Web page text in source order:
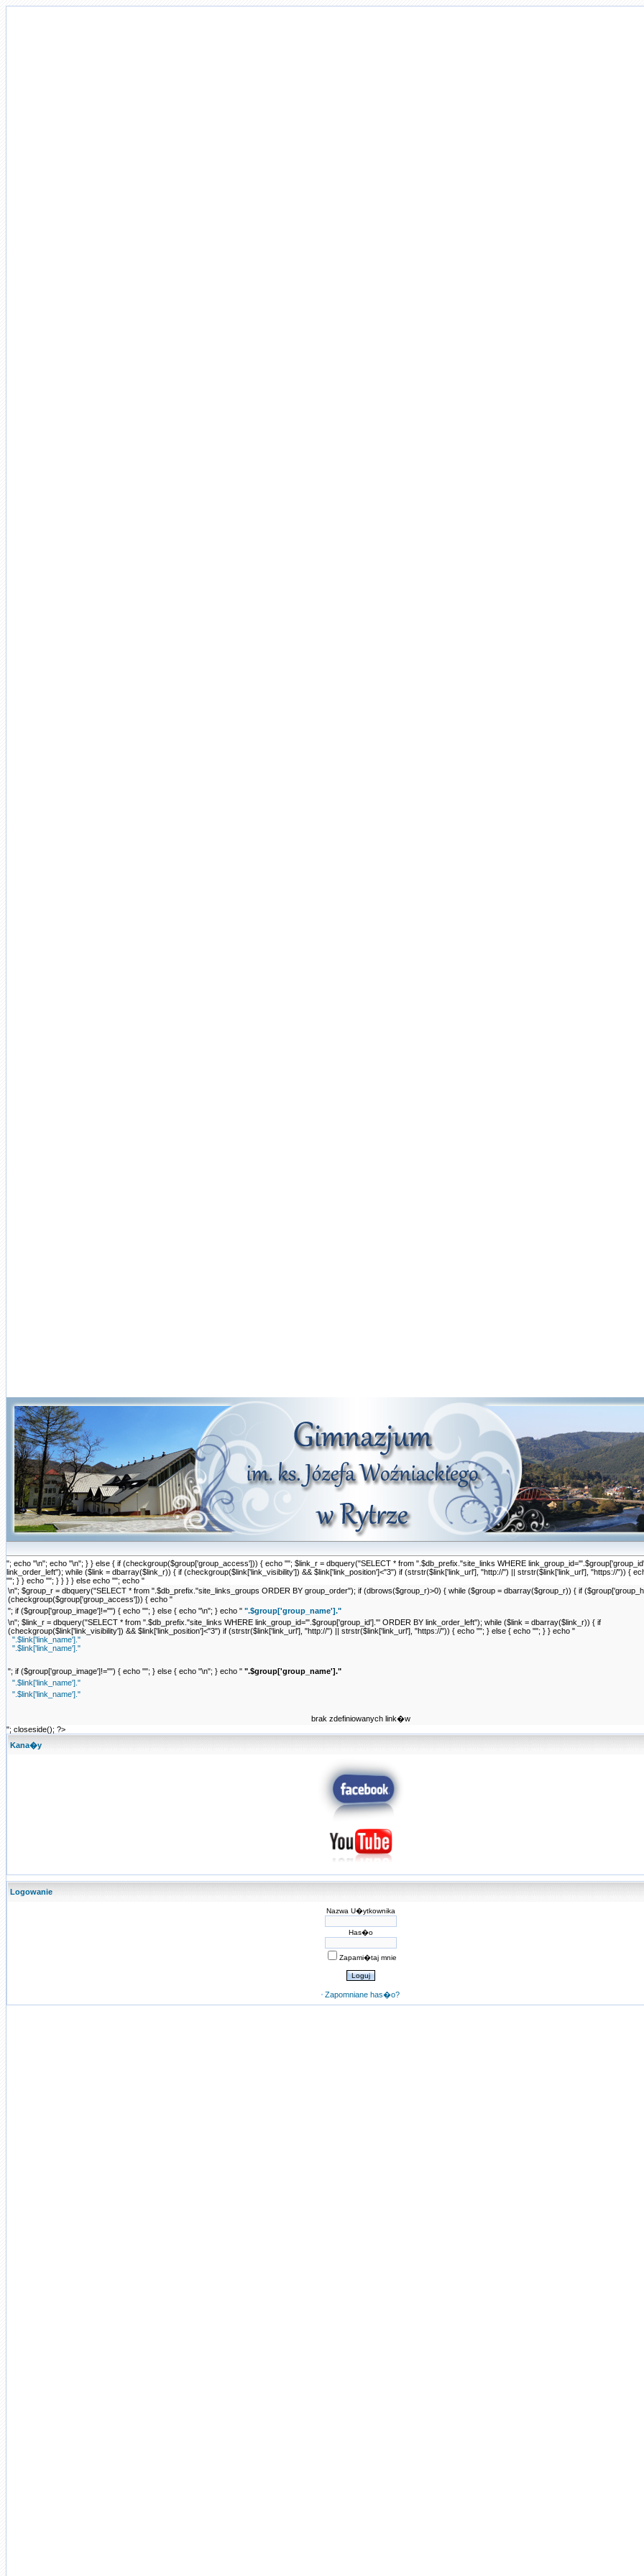
"; echo "\n"; echo "\n"; } } else { if (checkgroup($group['group_access'])) { echo ""; $link_r = dbquery("SELECT * from ".$db_prefix."site_links WHERE
link_order_left"); while ($link = dbarray($link_r)) { if (checkgroup($link['link_visibility']) && $link['link_position']<"3") if (strstr($link['link_url'], "http://") || strstr($link['link_url'], "https://")) {
""; } } echo ""; } } } } else echo ""; echo "
\n"; $group_r = dbquery("SELECT * from ".$db_prefix."site_links_groups ORDER BY group_order"); if (dbrows($group_r)>0) { while ($group = dbarray($group_r)) { if
(checkgroup($group['group_access'])) { echo "
"; if ($group['group_image']!="") { echo ""; } else { echo "\n"; } echo " ".$group['group_name']."
\n"; $link_r = dbquery("SELECT * from ".$db_prefix."site_links WHERE link_group_id='".$group['group_id']."' ORDER BY link_order_left"); while ($link = dbarray($link_r)) { if
(checkgroup($link['link_visibility']) && $link['link_position']<"3") if (strstr($link['link_url'], "http://") || strstr($link['link_url'], "https://")) { echo ""; } else { echo ""; } } echo "
".$link['link_name']."
".$link['link_name']."
"; if ($group['group_image']!="") { echo ""; } else { echo "\n"; } echo " ".$group['group_name']."
".$link['link_name']."
".$link['link_name']."
brak zdefiniowanych link�w
"; closeside(); ?>
Kana�y
Logowanie
Nazwa U�ytkownika
Has�o
Zapami�taj mnie
Zapomniane has�o?